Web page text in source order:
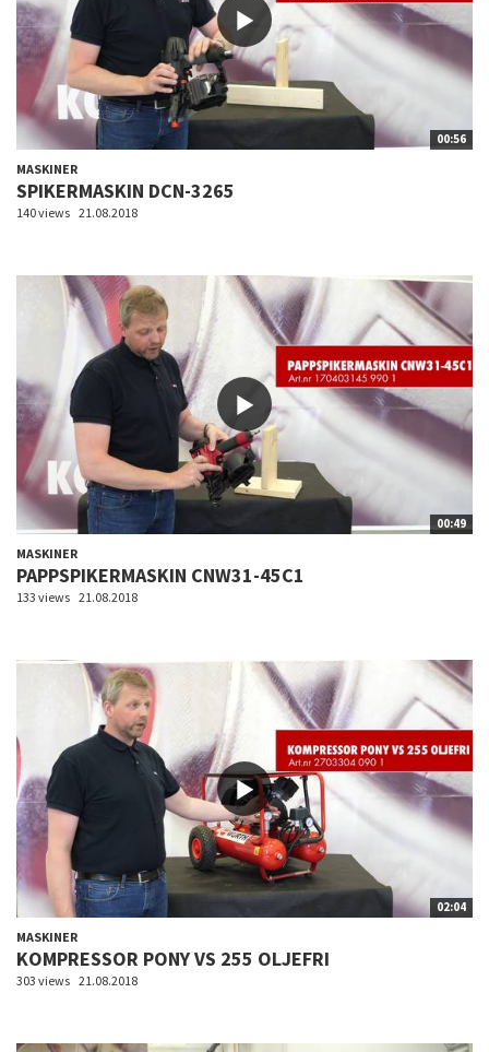
00:56
MASKINER
SPIKERMASKIN DCN-3265
140 views 21.08.2018
00:49
MASKINER
PAPPSPIKERMASKIN CNW31-45C1
133 views 21.08.2018
02:04
MASKINER
KOMPRESSOR PONY VS 255 OLJEFRI
303 views 21.08.2018